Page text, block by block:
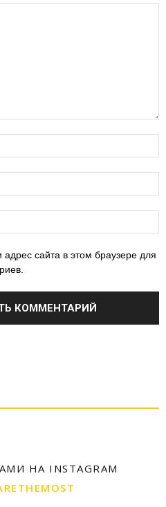
сайта в этом браузере для
НА INSTAGRAM